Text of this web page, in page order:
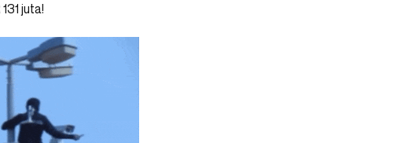
juta!